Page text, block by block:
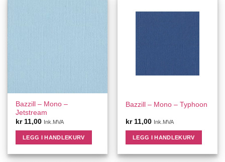
Bazzill – Mono –
Jetstream
kr11,00 Ink.MVA
LEGG I HANDLEKURV
Bazzill – Mono – Typhoon
kr11,00 Ink.MVA
LEGG I HANDLEKURV